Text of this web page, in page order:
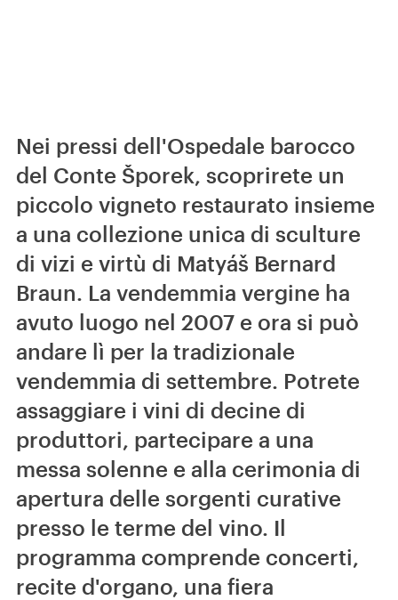
Nei pressi dell'Ospedale barocco
del Conte Šporek, scoprirete un
piccolo vigneto restaurato insieme
a una collezione unica di sculture
di vizi e virtù di Matyáš Bernard
Braun. La vendemmia vergine ha
avuto luogo nel 2007 e ora si può
andare lì per la tradizionale
vendemmia di settembre. Potrete
assaggiare i vini di decine di
produttori, partecipare a una
messa solenne e alla cerimonia di
apertura delle sorgenti curative
presso le terme del vino. Il
programma comprende concerti,
recite d'organo, una fiera